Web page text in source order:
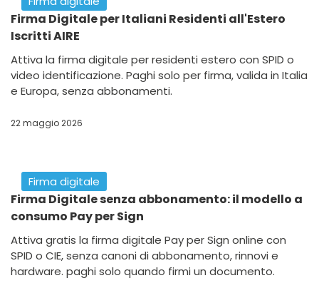
Firma Digitale per Italiani Residenti all'Estero
Iscritti AIRE
Attiva la firma digitale per residenti estero con SPID o
video identificazione. Paghi solo per firma, valida in Italia
e Europa, senza abbonamenti.
22 maggio 2026
Firma digitale
Firma Digitale senza abbonamento: il modello a
consumo Pay per Sign
Attiva gratis la firma digitale Pay per Sign online con
SPID o CIE, senza canoni di abbonamento, rinnovi e
hardware. paghi solo quando firmi un documento.